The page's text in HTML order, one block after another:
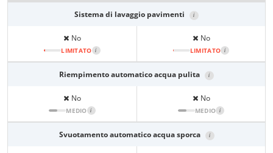
Sistema di lavaggio pavimenti i
No
LIMITATO i
No
LIMITATO i
Riempimento automatico acqua pulita i
No
MEDIO i
No
MEDIO i
Svuotamento automatico acqua sporca i